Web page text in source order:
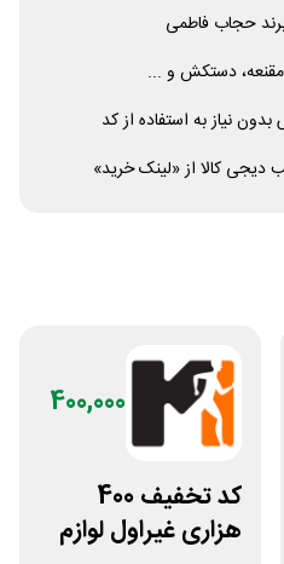
حجاب فاطمی
دستکش و ...
نیاز به استفاده از کد
کالا از «لینک خرید»
400,000
کد تخفیف 400
هزاری غیراول لوازم